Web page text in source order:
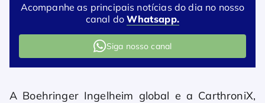
Acompanhe as principais notícias do dia no nosso
canal doWhatsapp.
Siga nosso canal
A Boehringer Ingelheim global e a CarthroniX,